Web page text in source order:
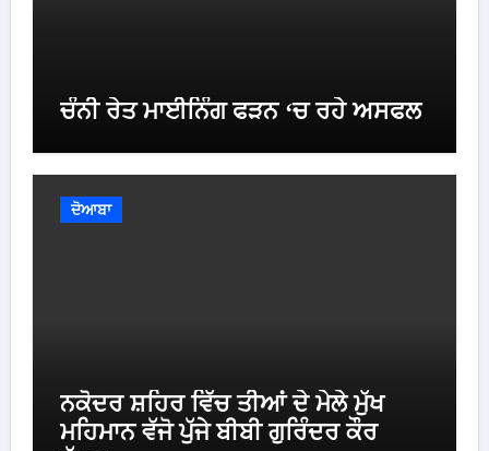
ਚੰਨੀ ਰੇਤ ਮਾਈਨਿੰਗ ਫੜਨ ‘ਚ ਰਹੇ ਅਸਫਲ
ਦੋਆਬਾ
ਨਕੋਦਰ ਸ਼ਹਿਰ ਵਿੱਚ ਤੀਆਂ ਦੇ ਮੇਲੇ ਮੁੱਖ
ਮਹਿਮਾਨ ਵੱਜੋ ਪੁੱਜੇ ਬੀਬੀ ਗੁਰਿੰਦਰ ਕੌਰ